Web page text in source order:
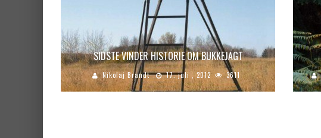
SIDSTE VINDER HISTORIE OM BUKKEJAGT
Nikolaj Brandt 17. juli , 2012 3611